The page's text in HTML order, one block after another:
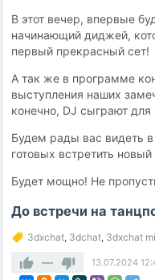
В этот вечер, впервые
начинающий диджей,
первый прекрасный сет!
А так же в программе
выступления наших
конечно, DJ сыграют
Будем рады вас видеть
готовых встретить
Будет мощно! Не
До встречи на
3dxchat, 3dchat, 3dxchat
— 13.07.2024